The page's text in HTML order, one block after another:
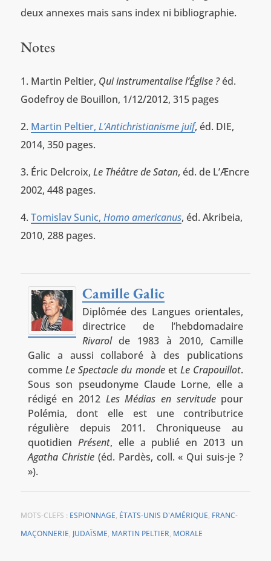
deux annexes mais sans index ni bibliographie.
Notes
Martin Peltier, Qui instrumentalise l’Église ?éd.
Godefroy de Bouillon, 1/12/2012, 315 pages
Martin Peltier, L’Antichristianisme juif, éd. DIE,
2014, 350 pages.
Éric Delcroix, Le Théâtre de Satan, éd. de L’Æncre
2002, 448 pages.
Tomislav Sunic, Homo americanus, éd. Akribeia,
2010, 288 pages.
Camille Galic
Diplômée des Langues orientales,
directrice de l’hebdomadaire
Rivarolde 1983 à 2010, Camille
Galic a aussi collaboré à des publications
comme Le Spectacle du mondeetLe Crapouillot.
Sous son pseudonyme Claude Lorne, elle a
rédigé en 2012 Les Médias en servitudepour
Polémia, dont elle est une contributrice
régulière depuis 2011. Chroniqueuse au
quotidien Présent, elle a publié en 2013 un
Agatha Christie(éd. Pardès, coll. « Qui suis-je ?
»).
MOTS-CLEFS : ESPIONNAGE, ÉTATS-UNIS D'AMÉRIQUE, FRANC-
MAÇONNERIE, JUDAÏSME, MARTIN PELTIER, MORALE